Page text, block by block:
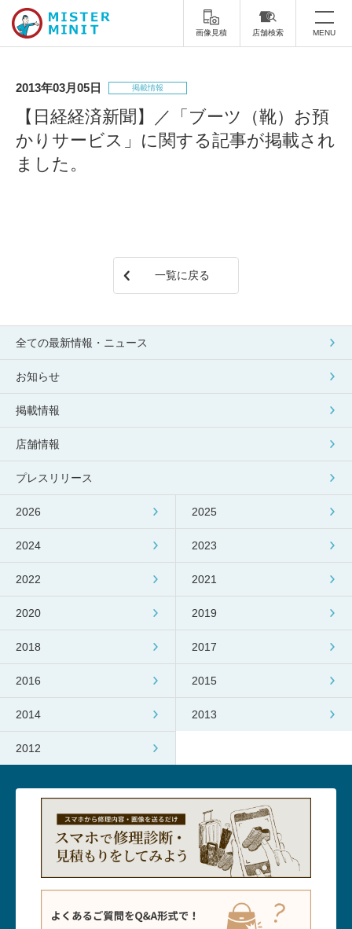
画像見積 店舗検索 MENU
ミスターミニットについて
修理サービス・料金
店舗を探す
オンライン修理見積もりサービス（配送修理）
よくあるご質問
お問い合わせ
採用情報
2013年03月05日 掲載情報
【日経経済新聞】／「ブーツ（靴）お預
かりサービス」に関する記事が掲載され
ました。
一覧に戻る
全ての最新情報・ニュース
お知らせ
掲載情報
店舗情報
プレスリリース
2026 2025
2024 2023
2022 2021
2020 2019
2018 2017
2016 2015
2014 2013
2012